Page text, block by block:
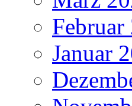
Februar
Januar